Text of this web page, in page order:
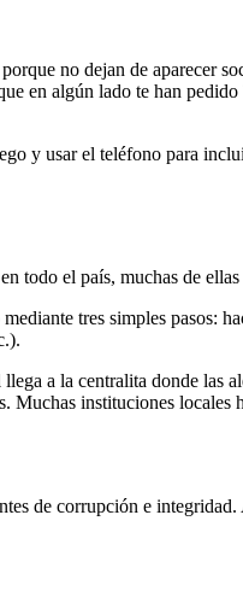
no dejan de aparecer
en algún lado te han
y usar el teléfono para
todo el país, muchas de ellas
tres simples pasos:
a la centralita donde las
Muchas instituciones locales
de corrupción e